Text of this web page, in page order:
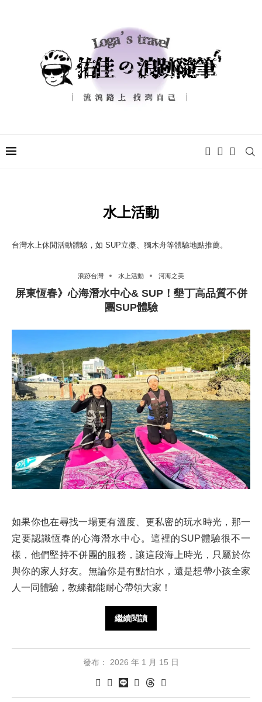
水上活動
台灣水上休閒活動體驗，如 SUP立槳、獨木舟等體驗地點推薦。
浪跡台灣 水上活動 河海之美
屏東恆春》心海潛水中心& SUP！墾丁高品質不併
團SUP體驗
如果你也在尋找一場更有溫度、更私密的玩水時光，那一
定要認識恆春的心海潛水中心。這裡的SUP體驗很不一
樣，他們堅持不併團的服務，讓這段海上時光，只屬於你
與你的家人好友。無論你是有點怕水，還是想帶小孩全家
人一同體驗，教練都能耐心帶領大家！
繼續閱讀
發布： 2026 年 1 月 15 日